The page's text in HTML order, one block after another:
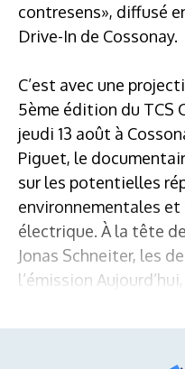
contresens», diffusé
Drive-In de Cossonay.
C’est avec une
5ème édition du TCS
jeudi 13 août à
Piguet, le
sur les potentielles
environnementales
électrique. À la tête
Jonas Schneiter, les
l’émission